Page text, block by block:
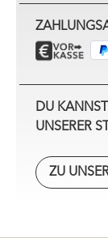
DU
UNSERER
ZU